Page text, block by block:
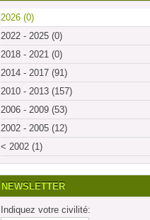
2026 (0)
2022 - 2025 (0)
2018 - 2021 (0)
2014 - 2017 (91)
2010 - 2013 (157)
2006 - 2009 (53)
2002 - 2005 (12)
< 2002 (1)
NEWSLETTER
Indiquez votre civilité: